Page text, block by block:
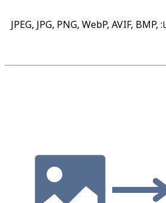
:
JPEG, JPG, PNG, WebP, AVIF, BMP,